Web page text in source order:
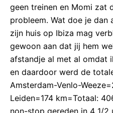
geen treinen en Momi zat
probleem. Wat doe je dan
zijn huis op Ibiza mag
gewoon aan dat jij hem
afstandje al met al omdat
en daardoor werd de
Amsterdam-Venlo-
Leiden=174 km=Totaal: